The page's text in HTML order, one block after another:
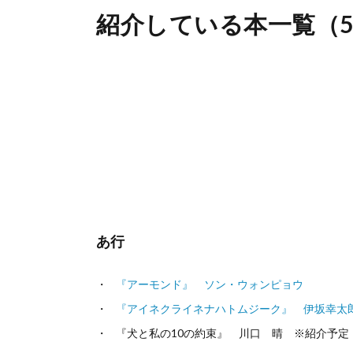
紹介している本一覧（
あ行
『アーモンド』 ソン・ウォンピョウ
『アイネクライネナハトムジーク』 伊坂幸太
『犬と私の10の約束』 川口 晴 ※紹介予定